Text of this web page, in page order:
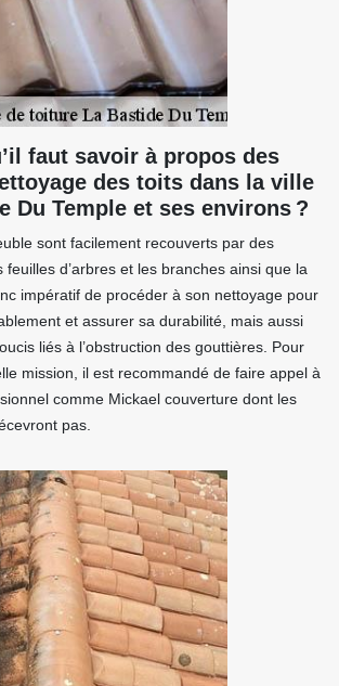
faut savoir à propos des
des toits dans la ville
Du Temple et ses environs ?
sont facilement recouverts par des
d’arbres et les branches ainsi que la
impératif de procéder à son nettoyage pour
et assurer sa durabilité, mais aussi
liés à l’obstruction des gouttières. Pour
mission, il est recommandé de faire appel à
comme Mickael couverture dont les
pas.